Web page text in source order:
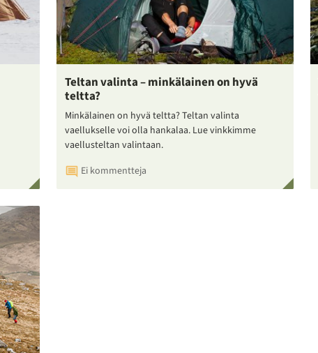
Teltan valinta – minkälainen on hyvä
teltta?
Minkälainen on hyvä teltta? Teltan valinta
vaellukselle voi olla hankalaa. Lue vinkkimme
vaellusteltan valintaan.
Ei kommentteja